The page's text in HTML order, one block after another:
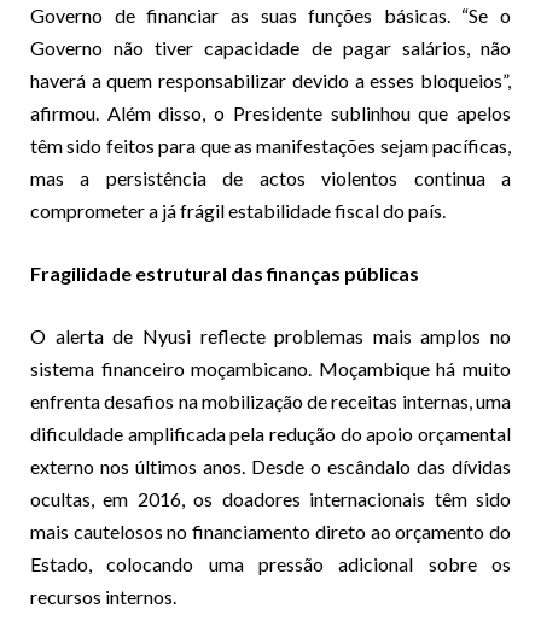
Governo de financiar as suas funções básicas. “Se o
Governo não tiver capacidade de pagar salários, não
haverá a quem responsabilizar devido a esses bloqueios”,
afirmou. Além disso, o Presidente sublinhou que apelos
têm sido feitos para que as manifestações sejam pacíficas,
mas a persistência de actos violentos continua a
comprometer a já frágil estabilidade fiscal do país.
Fragilidade estrutural das finanças públicas
O alerta de Nyusi reflecte problemas mais amplos no
sistema financeiro moçambicano. Moçambique há muito
enfrenta desafios na mobilização de receitas internas, uma
dificuldade amplificada pela redução do apoio orçamental
externo nos últimos anos. Desde o escândalo das dívidas
ocultas, em 2016, os doadores internacionais têm sido
mais cautelosos no financiamento direto ao orçamento do
Estado, colocando uma pressão adicional sobre os
recursos internos.